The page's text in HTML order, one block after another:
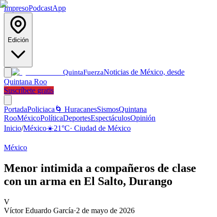
ImpresoPodcastApp
Edición
QuintaFuerzaNoticias de México, desde
Quintana Roo
Suscríbete gratis
PortadaPoliciaca 🌀 HuracanesSismosQuintana
RooMéxicoPolíticaDeportesEspectáculosOpinión
Inicio/México☀️21°C· Ciudad de México
México
Menor intimida a compañeros de clase
con un arma en El Salto, Durango
V
Víctor Eduardo García·2 de mayo de 2026